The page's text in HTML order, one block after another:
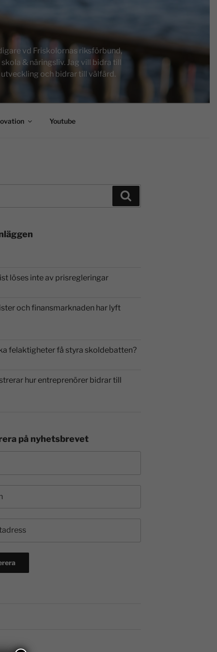
vd Friskolornas riksförbund,
& näringsliv. Jag vill bidra till
och bidrar till välfärd.
Youtube
löses inte av prisregleringar
och finansmarknaden har lyft
felaktigheter få styra skoldebatten?
hur entreprenörer bidrar till
på nyhetsbrevet